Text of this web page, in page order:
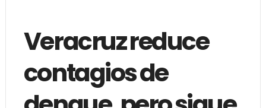
Veracruz reduce
contagios de